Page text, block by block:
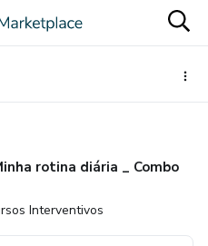
rotina diária _ Combo
Interventivos